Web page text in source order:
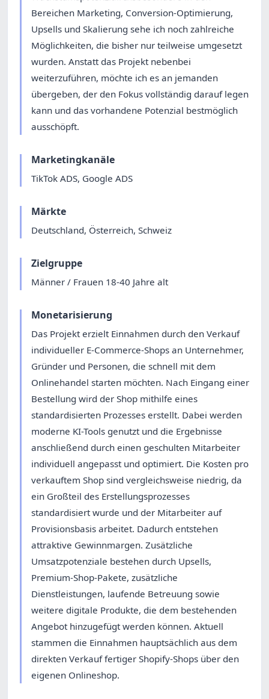
Bereichen Marketing, Conversion-Optimierung,
Upsells und Skalierung sehe ich noch zahlreiche
Möglichkeiten, die bisher nur teilweise umgesetzt
wurden. Anstatt das Projekt nebenbei
weiterzuführen, möchte ich es an jemanden
übergeben, der den Fokus vollständig darauf legen
kann und das vorhandene Potenzial bestmöglich
ausschöpft.
Marketingkanäle
TikTok ADS, Google ADS
Märkte
Deutschland, Österreich, Schweiz
Zielgruppe
Männer / Frauen 18-40 Jahre alt
Monetarisierung
Das Projekt erzielt Einnahmen durch den Verkauf
individueller E-Commerce-Shops an Unternehmer,
Gründer und Personen, die schnell mit dem
Onlinehandel starten möchten. Nach Eingang einer
Bestellung wird der Shop mithilfe eines
standardisierten Prozesses erstellt. Dabei werden
moderne KI-Tools genutzt und die Ergebnisse
anschließend durch einen geschulten Mitarbeiter
individuell angepasst und optimiert. Die Kosten pro
verkauftem Shop sind vergleichsweise niedrig, da
ein Großteil des Erstellungsprozesses
standardisiert wurde und der Mitarbeiter auf
Provisionsbasis arbeitet. Dadurch entstehen
attraktive Gewinnmargen. Zusätzliche
Umsatzpotenziale bestehen durch Upsells,
Premium-Shop-Pakete, zusätzliche
Dienstleistungen, laufende Betreuung sowie
weitere digitale Produkte, die dem bestehenden
Angebot hinzugefügt werden können. Aktuell
stammen die Einnahmen hauptsächlich aus dem
direkten Verkauf fertiger Shopify-Shops über den
eigenen Onlineshop.